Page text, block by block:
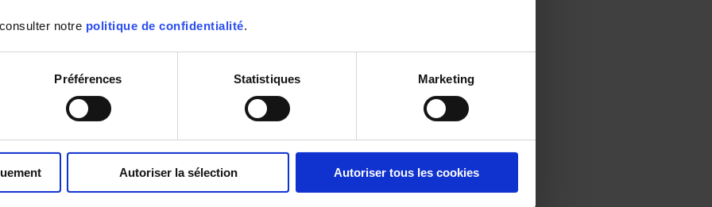
notre politique de confidentialité.
Préférences Statistiques Marketing
Autoriser la sélection Autoriser tous les cookies